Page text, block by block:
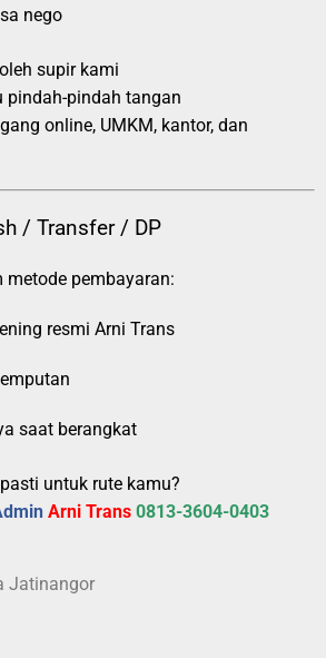
nego
supir kami
pindah-pindah tangan
online, UMKM, kantor, dan
/ Transfer / DP
pembayaran:
resmi Arni Trans
saat berangkat
untuk rute kamu?
Arni Trans 0813-3604-0403